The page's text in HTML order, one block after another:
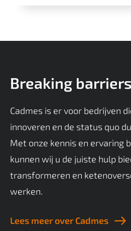
Breaking barriers
Cadmes is er voor bedrijven
innoveren en de status quo
Met onze kennis en ervaring
kunnen wij u de juiste hulp
transformeren en
werken.
Lees meer over Cadmes